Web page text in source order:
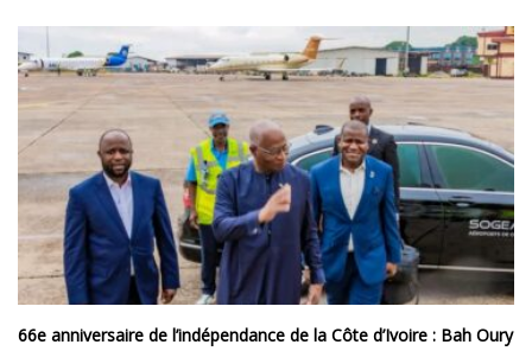
66e anniversaire de l’indépendance de la Côte d’Ivoire : Bah Oury